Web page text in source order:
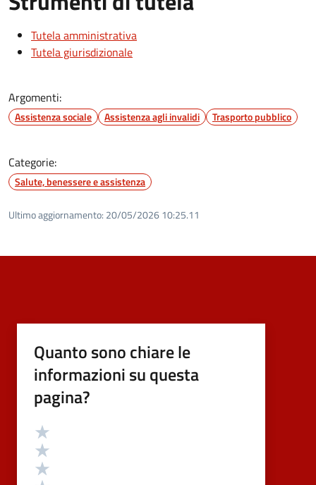
Tutela amministrativa
Tutela giurisdizionale
Argomenti:
Assistenza sociale Assistenza agli invalidi Trasporto pubblico
Categorie:
Salute, benessere e assistenza
Ultimo aggiornamento: 20/05/2026 10:25.11
Quanto sono chiare le
informazioni su questa
pagina?
Valutazione